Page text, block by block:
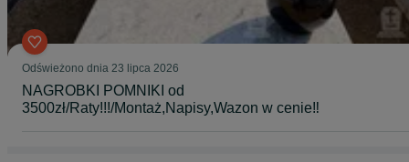
Odświeżono dnia 23 lipca 2026
NAGROBKI POMNIKI od
3500zł/Raty!!!/Montaż,Napisy,Wazon w cenie‼️